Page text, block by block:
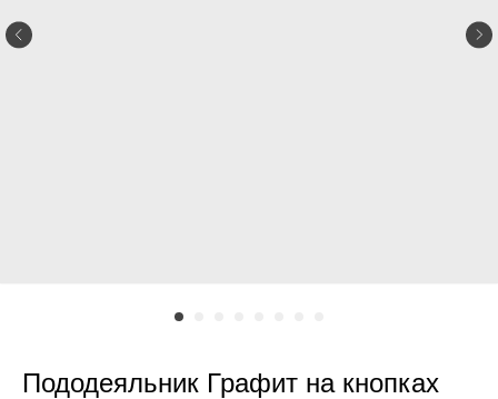
Пододеяльник Графит на кнопках